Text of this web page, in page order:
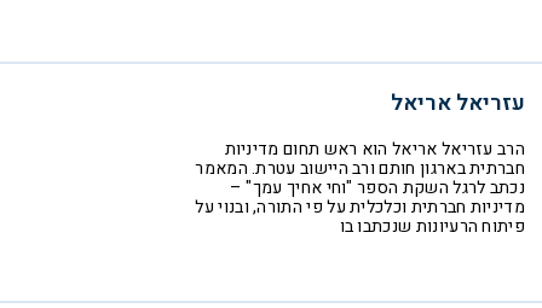
עזריאל אריאל
הרב עזריאל אריאל הוא ראש תחום מדיניות
חברתית בארגון חותם ורב היישוב עטרת. המאמר
נכתב לרגל השקת הספר "וחי אחיך עמך" –
מדיניות חברתית וכלכלית על פי התורה, ובנוי על
פיתוח הרעיונות שנכתבו בו